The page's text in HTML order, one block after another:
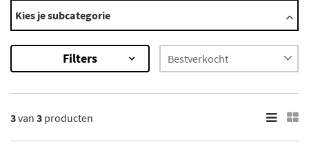
Modellen
3000 Mk.Iii
Sprite Mk.Iii
Sprite Mk.Iv
×
3Resultaten
×
Kies je subcategorie
Filters
3van 3 producten